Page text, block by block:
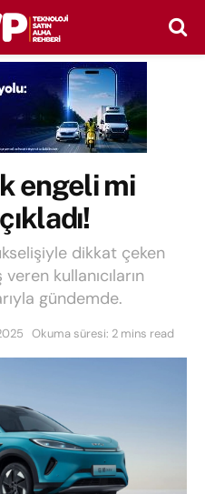
engeli mi
dikkat çeken
kullanıcıların
gündemde.
Okuma süresi: 2 mins read